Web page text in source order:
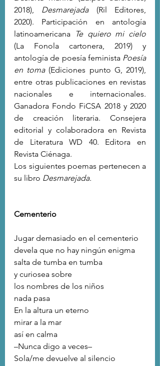
2018), Desmarejada (Ril Editores,
2020). Participación en antología
latinoamericana
Te quiero mi cielo
(La Fonola cartonera, 2019) y
antología de poesía feminista Poesía
en toma (Ediciones punto G, 2019),
entre otras publicaciones en revistas
nacionales e internacionales.
Ganadora Fondo FiCSA 2018 y 2020
de creación literaria. Consejera
editorial y colaboradora en Revista
de Literatura WD 40. Editora en
Revista Ciénaga.
Los siguientes poemas pertenecen a
su libro Desmarejada.
Cementerio
Jugar demasiado en el cementerio
devela que no hay ningún enigma
salta de tumba en tumba
y curiosea sobre
los nombres de los niños
nada pasa
En la altura un eterno
mirar a la mar
así en calma
–Nunca digo a veces–
Sola/me devuelve al silencio